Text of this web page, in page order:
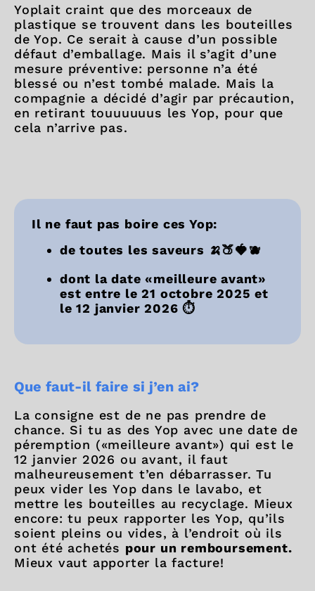
Yoplait craint que des morceaux de
plastique se trouvent dans les bouteilles
de Yop. Ce serait à cause d’un possible
défaut d’emballage. Mais il s’agit d’une
mesure préventive: personne n’a été
blessé ou n’est tombé malade. Mais la
compagnie a décidé d’agir par précaution,
en retirant touuuuuus les Yop, pour que
cela n’arrive pas.
Il ne faut pas boire ces Yop:
de toutes les saveurs 🍌🍑🍓🫐
dont la date «meilleure avant»
est entre le 21 octobre 2025 et
le 12 janvier 2026 ⏱
Que faut-il faire si j’en ai?
La consigne est de ne pas prendre de
chance. Si tu as des Yop avec une date de
péremption («meilleure avant») qui est le
12 janvier 2026 ou avant, il faut
malheureusement t’en débarrasser. Tu
peux vider les Yop dans le lavabo, et
mettre les bouteilles au recyclage. Mieux
encore: tu peux rapporter les Yop, qu’ils
soient pleins ou vides, à l’endroit où ils
ont été achetés pour un remboursement.
Mieux vaut apporter la facture!